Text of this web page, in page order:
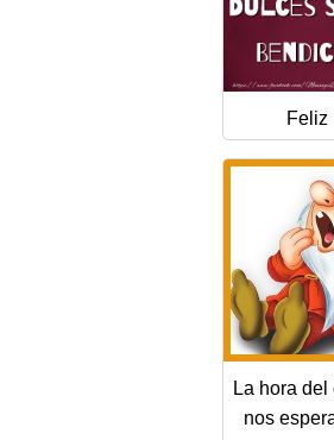
Feliz
La hora
nos